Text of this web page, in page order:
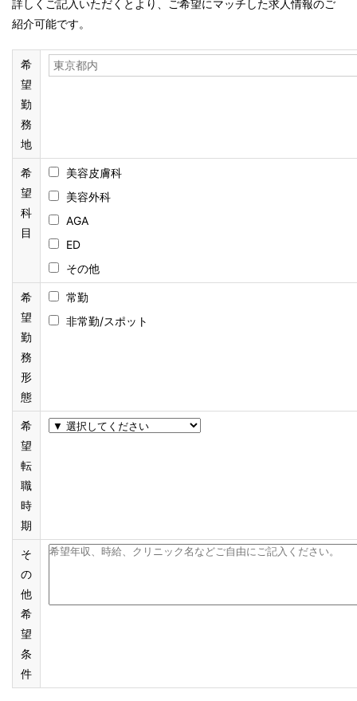
詳しくご記入いただくとより、ご希望にマッチした求人情報のご
紹介可能です。
希
望
勤
務
地
希
望
科
目
美容皮膚科
美容外科
AGA
ED
その他
希
望
勤
務
形
態
常勤
非常勤/スポット
希
望
転
職
時
期
そ
の
他
希
望
条
件